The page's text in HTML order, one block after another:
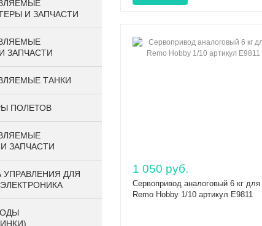
И ЗАПЧАСТИ
ЗАПЧАСТИ
ТАНКИ
ПОЛЕТОВ
ЗАПЧАСТИ
УПРАВЛЕНИЯ ДЛЯ
1 050 руб.
Сервопривод аналоговый 6 кг для
Remo Hobby 1/10 артикул E9811